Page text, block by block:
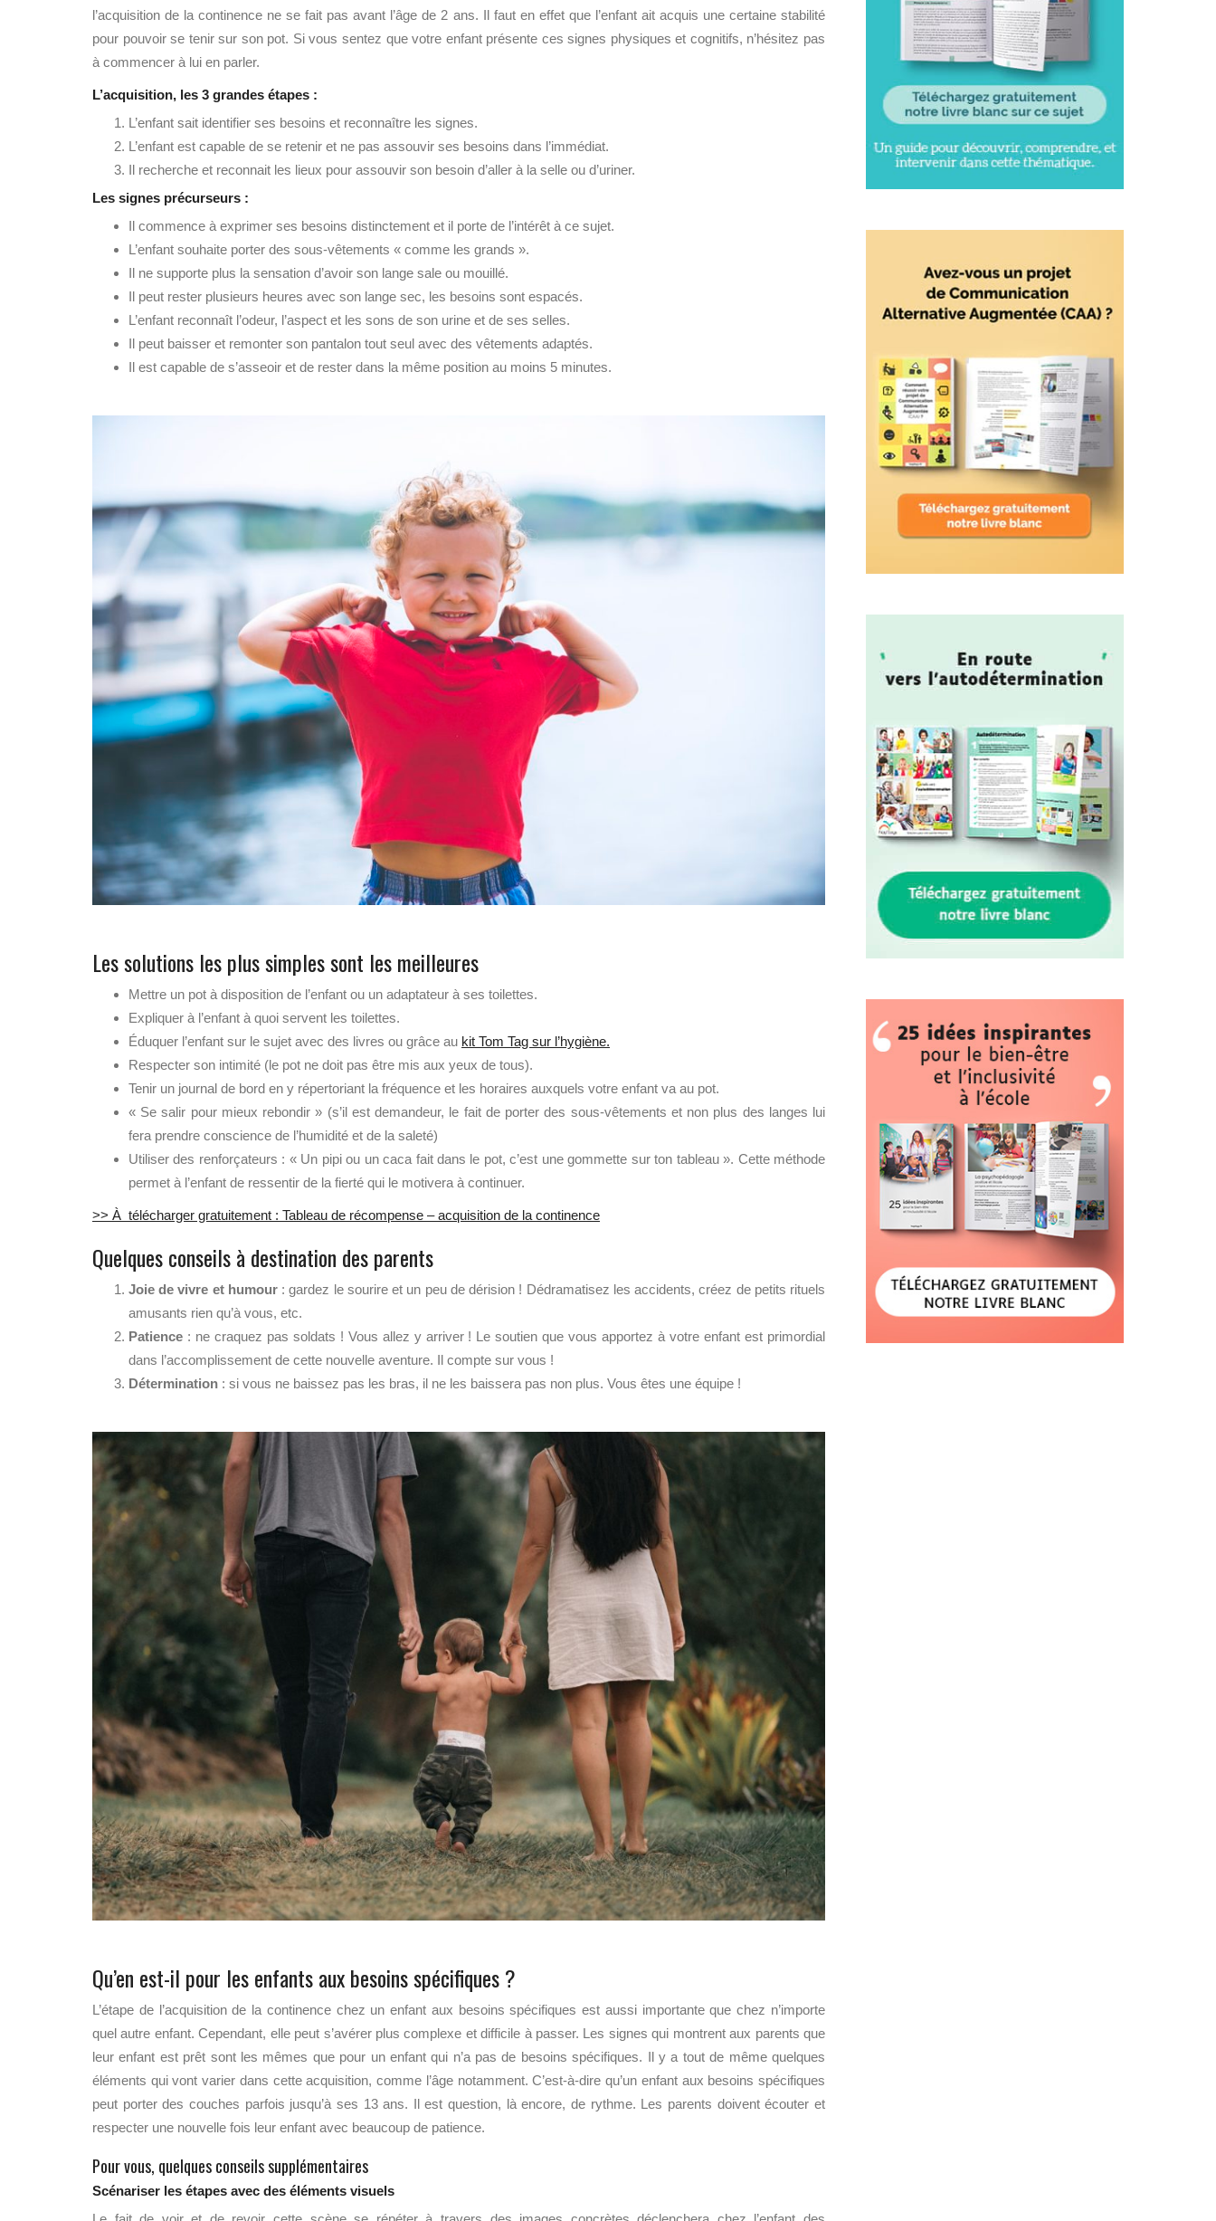
l’acquisition de la continence ne se fait pas avant l’âge de 2 ans. Il faut en effet que l’enfant ait acquis une certaine stabilité
pour pouvoir se tenir sur son pot. Si vous sentez que votre enfant présente ces signes physiques et cognitifs, n’hésitez pas
à commencer à lui en parler.
L’acquisition, les 3 grandes étapes :
L’enfant sait identifier ses besoins et reconnaître les signes.
L’enfant est capable de se retenir et ne pas assouvir ses besoins dans l’immédiat.
Il recherche et reconnait les lieux pour assouvir son besoin d’aller à la selle ou d’uriner.
Les signes précurseurs :
Il commence à exprimer ses besoins distinctement et il porte de l’intérêt à ce sujet.
L’enfant souhaite porter des sous-vêtements « comme les grands ».
Il ne supporte plus la sensation d’avoir son lange sale ou mouillé.
Il peut rester plusieurs heures avec son lange sec, les besoins sont espacés.
L’enfant reconnaît l’odeur, l’aspect et les sons de son urine et de ses selles.
Il peut baisser et remonter son pantalon tout seul avec des vêtements adaptés.
Il est capable de s’asseoir et de rester dans la même position au moins 5 minutes.
Les solutions les plus simples sont les meilleures
Mettre un pot à disposition de l’enfant ou un adaptateur à ses toilettes.
Expliquer à l’enfant à quoi servent les toilettes.
Éduquer l’enfant sur le sujet avec des livres ou grâce au kit Tom Tag sur l’hygiène.
Respecter son intimité (le pot ne doit pas être mis aux yeux de tous).
Tenir un journal de bord en y répertoriant la fréquence et les horaires auxquels votre enfant va au pot.
« Se salir pour mieux rebondir » (s’il est demandeur, le fait de porter des sous-vêtements et non plus des langes lui
fera prendre conscience de l’humidité et de la saleté)
Utiliser des renforçateurs : « Un pipi ou un caca fait dans le pot, c’est une gommette sur ton tableau ». Cette méthode
permet à l’enfant de ressentir de la fierté qui le motivera à continuer.
>> À télécharger gratuitement : Tableau de récompense – acquisition de la continence
Quelques conseils à destination des parents
Joie de vivre et humour: gardez le sourire et un peu de dérision ! Dédramatisez les accidents, créez de petits rituels
amusants rien qu’à vous, etc.
Patience : ne craquez pas soldats ! Vous allez y arriver ! Le soutien que vous apportez à votre enfant est primordial
dans l’accomplissement de cette nouvelle aventure. Il compte sur vous !
Détermination : si vous ne baissez pas les bras, il ne les baissera pas non plus. Vous êtes une équipe !
Qu’en est-il pour les enfants aux besoins spécifiques ?
L’étape de l’acquisition de la continence chez un enfant aux besoins spécifiques est aussi importante que chez n’importe
quel autre enfant. Cependant, elle peut s’avérer plus complexe et difficile à passer. Les signes qui montrent aux parents que
leur enfant est prêt sont les mêmes que pour un enfant qui n’a pas de besoins spécifiques. Il y a tout de même quelques
éléments qui vont varier dans cette acquisition, comme l’âge notamment. C’est-à-dire qu’un enfant aux besoins spécifiques
peut porter des couches parfois jusqu’à ses 13 ans. Il est question, là encore, de rythme. Les parents doivent écouter et
respecter une nouvelle fois leur enfant avec beaucoup de patience.
Pour vous, quelques conseils supplémentaires
Scénariser les étapes avec des éléments visuels